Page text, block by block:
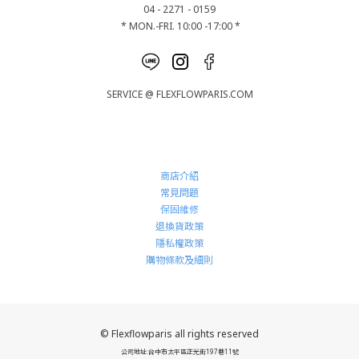
04 - 2271 - 0159
* MON.-FRI. 10:00 -17:00 *
SERVICE @ FLEXFLOWPARIS.COM
商店介紹
常見問題
保固維修
退換貨政策
隱私權政策
購物條款及細則
© Flexflowparis all rights reserved
公司地址:台中市太平區正光街197巷11號